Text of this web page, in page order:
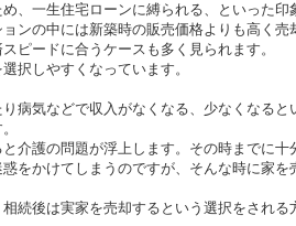
、一生住宅ローンに縛られる、といった印
ンの中には新築時の販売価格よりも高く
ピードに合うケースも多く見られます。
択しやすくなっています。
病気などで収入がなくなる、少なくなる
介護の問題が浮上します。その時までに
をかけてしまうのですが、そんな時に家
続後は実家を売却するという選択をされ